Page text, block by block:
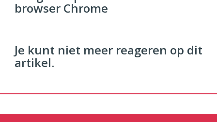
9654
browser Chrome
Je kunt niet meer reageren op dit
artikel.